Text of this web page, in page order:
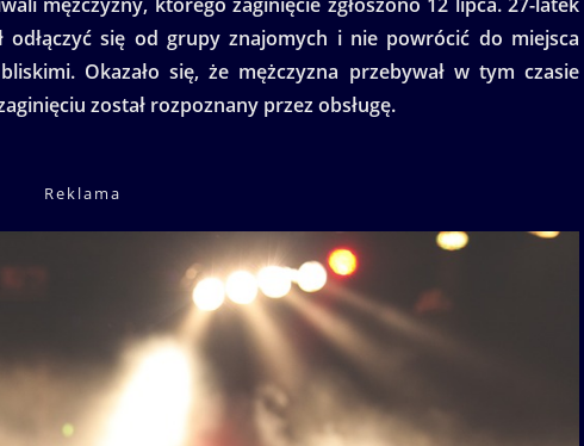
się od grupy znajomych i nie powrócić do miejsca
Okazało się, że mężczyzna przebywał w tym czasie
został rozpoznany przez obsługę.
Reklama